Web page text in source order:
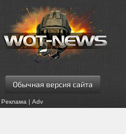
Обычная версия сайта
Реклама | Adv